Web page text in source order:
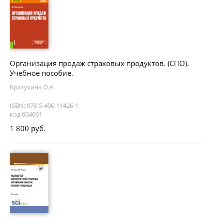
Организация продаж страховых продуктов. (СПО).
Учебное пособие.
Братухина О.А.
ISBN: 978-5-406-11426-1
код 664661
1 800 руб.